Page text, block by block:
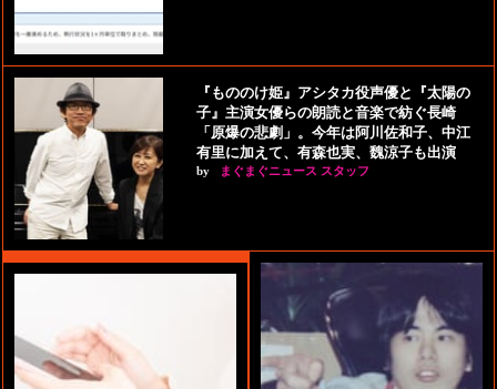
『もののけ姫』アシタカ役声優と『太陽の
子』主演女優らの朗読と音楽で紡ぐ長崎
「原爆の悲劇」。今年は阿川佐和子、中江
有里に加えて、有森也実、魏涼子も出演
by まぐまぐニュース スタッフ